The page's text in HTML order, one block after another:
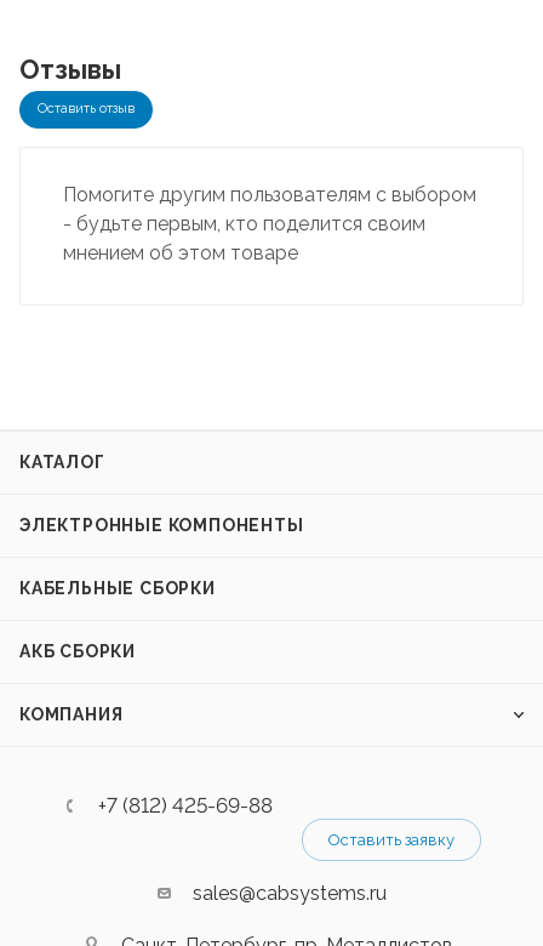
Отзывы
Оставить отзыв
Помогите другим пользователям с выбором
- будьте первым, кто поделится своим
мнением об этом товаре
КАТАЛОГ
ЭЛЕКТРОННЫЕ КОМПОНЕНТЫ
КАБЕЛЬНЫЕ СБОРКИ
АКБ СБОРКИ
КОМПАНИЯ
+7 (812) 425-69-88
Оставить заявку
sales@cabsystems.ru